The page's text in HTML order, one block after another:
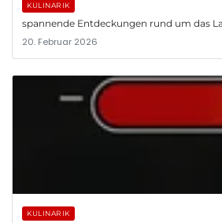
KULINARIK
spannende Entdeckungen rund um das
20. Februar 2026
KULINARIK